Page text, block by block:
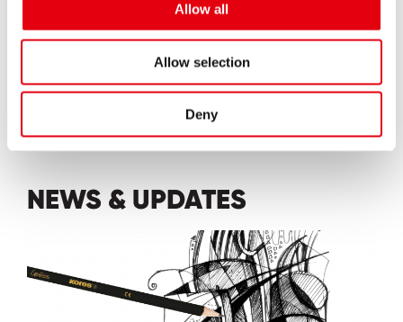
Allow all
Allow selection
Deny
MEHR ENTDECKEN...
NEWS & UPDATES